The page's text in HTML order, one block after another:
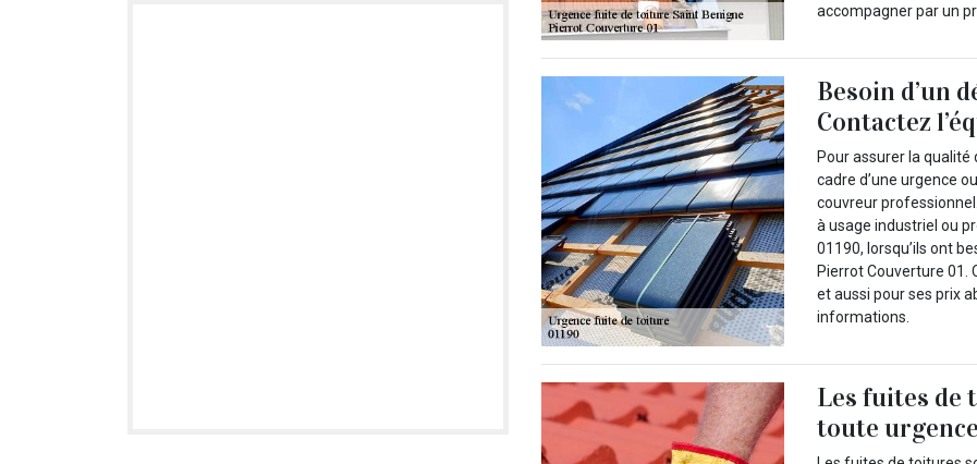
accompagner par un
Besoin d’un
Contactez
Pour assurer la
cadre d’une urgence
couvreur
à usage industriel ou
01190, lorsqu’ils ont
Pierrot Couverture 01.
et aussi pour ses prix
informations.
Les fuites de
toute urgence